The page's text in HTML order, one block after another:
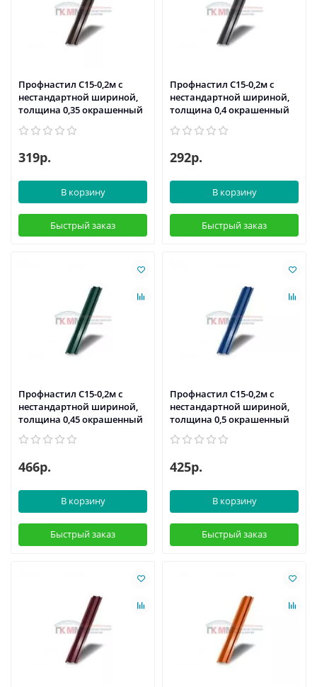
Профнастил С15-0,2м с
нестандартной шириной,
толщина 0,35 окрашенный
319р.
В корзину
Быстрый заказ
Профнастил С15-0,2м с
нестандартной шириной,
толщина 0,4 окрашенный
292р.
В корзину
Быстрый заказ
Профнастил С15-0,2м с
нестандартной шириной,
толщина 0,45 окрашенный
466р.
В корзину
Быстрый заказ
Профнастил С15-0,2м с
нестандартной шириной,
толщина 0,5 окрашенный
425р.
В корзину
Быстрый заказ